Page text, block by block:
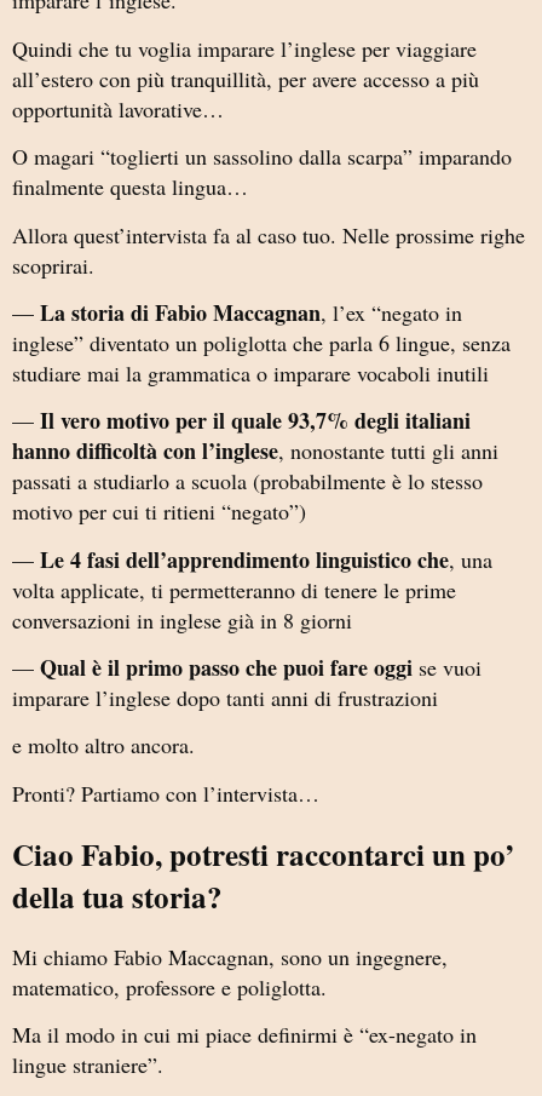
Quindi che tu voglia imparare l’inglese per viaggiare
all’estero con più tranquillità, per avere accesso a più
opportunità lavorative…
O magari “toglierti un sassolino dalla scarpa” imparando
finalmente questa lingua…
Allora quest’intervista fa al caso tuo. Nelle prossime righe
scoprirai.
— La storia di Fabio Maccagnan, l’ex “negato in
inglese” diventato un poliglotta che parla 6 lingue, senza
studiare mai la grammatica o imparare vocaboli inutili
— Il vero motivo per il quale 93,7% degli italiani
hanno difficoltà con l’inglese, nonostante tutti gli anni
passati a studiarlo a scuola (probabilmente è lo stesso
motivo per cui ti ritieni “negato”)
— Le 4 fasi dell’apprendimento linguistico che, una
volta applicate, ti permetteranno di tenere le prime
conversazioni in inglese già in 8 giorni
— Qual è il primo passo che puoi fare oggi se vuoi
imparare l’inglese dopo tanti anni di frustrazioni
e molto altro ancora.
Pronti? Partiamo con l’intervista…
Ciao Fabio, potresti raccontarci un po’
della tua storia?
Mi chiamo Fabio Maccagnan, sono un ingegnere,
matematico, professore e poliglotta.
Ma il modo in cui mi piace definirmi è “ex-negato in
lingue straniere”.